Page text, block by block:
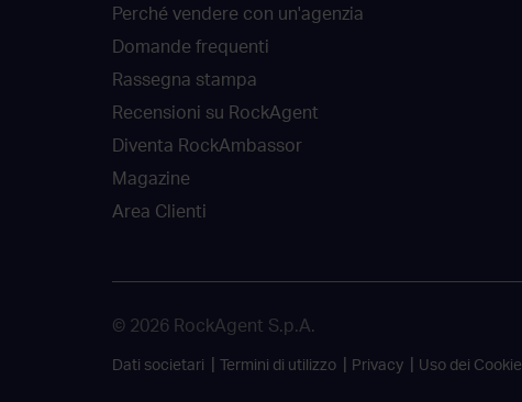
Perché vendere con un'agenzia
Domande frequenti
Rassegna stampa
Recensioni su RockAgent
Diventa RockAmbassor
Magazine
Area Clienti
© 2026 RockAgent S.p.A.
Dati societari Termini di utilizzo Privacy Uso dei Cookie